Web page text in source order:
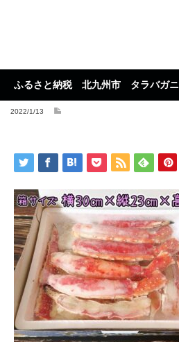
ふるさと納税 北九州市 タラバガニ
2022/1/13